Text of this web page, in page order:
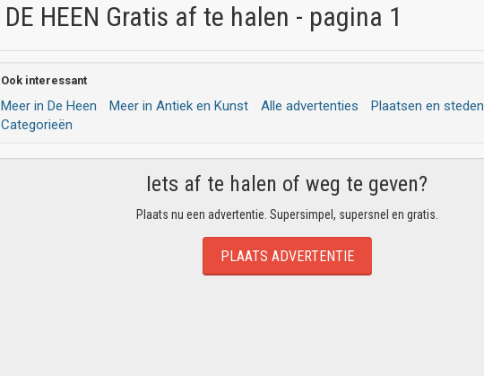
DE HEEN Gratis af te halen - pagina 1
Ook interessant
Meer in De Heen Meer in Antiek en Kunst Alle advertenties
Plaatsen en steden
Categorieën
Iets af te halen of weg te geven?
Plaats nu een advertentie. Supersimpel, supersnel en gratis.
PLAATS ADVERTENTIE